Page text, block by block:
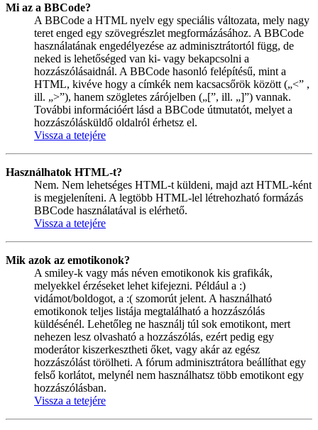
Mi az a BBCode?
A BBCode a HTML nyelv egy speciális változata, mely nagy
teret enged egy szövegrészlet megformázásához. A BBCode
használatának engedélyezése az adminisztrátortól függ, de
neked is lehetőséged van ki- vagy bekapcsolni a
hozzászólásaidnál. A BBCode hasonló felépítésű, mint a
HTML, kivéve hogy a címkék nem kacsacsőrök között („<” ,
ill. „>”), hanem szögletes zárójelben („[”, ill. „]”) vannak.
További információért lásd a BBCode útmutatót, melyet a
hozzászólásküldő oldalról érhetsz el.
Vissza a tetejére
Használhatok HTML-t?
Nem. Nem lehetséges HTML-t küldeni, majd azt HTML-ként
is megjeleníteni. A legtöbb HTML-lel létrehozható formázás
BBCode használatával is elérhető.
Vissza a tetejére
Mik azok az emotikonok?
A smiley-k vagy más néven emotikonok kis grafikák,
melyekkel érzéseket lehet kifejezni. Például a :)
vidámot/boldogot, a :( szomorút jelent. A használható
emotikonok teljes listája megtalálható a hozzászólás
küldésénél. Lehetőleg ne használj túl sok emotikont, mert
nehezen lesz olvasható a hozzászólás, ezért pedig egy
moderátor kiszerkesztheti őket, vagy akár az egész
hozzászólást törölheti. A fórum adminisztrátora beállíthat egy
felső korlátot, melynél nem használhatsz több emotikont egy
hozzászólásban.
Vissza a tetejére